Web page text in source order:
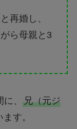
再婚し、
ら母親と3
、 兄（元ジ
す。